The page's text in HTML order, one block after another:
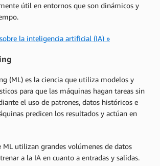
útil en entornos que son dinámicos y
la inteligencia artificial (IA) »
(ML) es la ciencia que utiliza modelos y
para que las máquinas hagan tareas sin
el uso de patrones, datos históricos e
predicen los resultados y actúan en
ML utilizan grandes volúmenes de datos
a la IA en cuanto a entradas y salidas.